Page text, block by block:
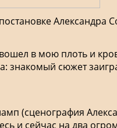
Александра
в мою плоть и
знакомый сюжет
(сценография
и сейчас на два